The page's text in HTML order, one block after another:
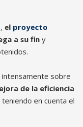
el proyecto
a su fin y
intensamente sobre
de la eficiencia
teniendo en cuenta el